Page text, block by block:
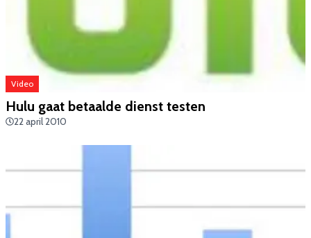
Video
Hulu gaat betaalde dienst testen
22 april 2010